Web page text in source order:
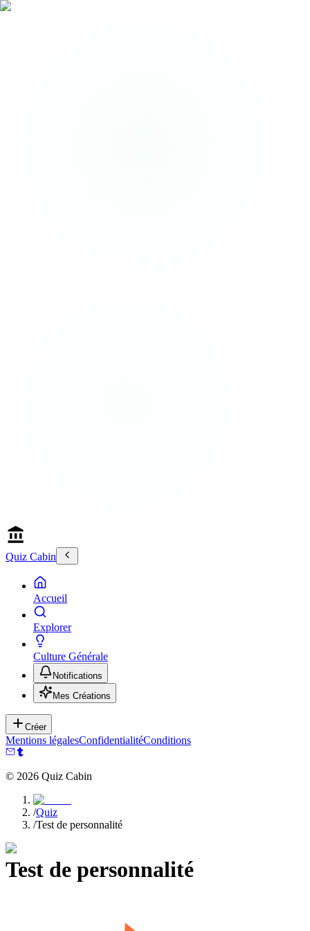
Quiz Cabin
Accueil
Explorer
Culture Générale
Notifications
Mes Créations
Créer
Mentions légalesConfidentialitéConditions
© 2026 Quiz Cabin
/Quiz
/Test de personnalité
Test de personnalité